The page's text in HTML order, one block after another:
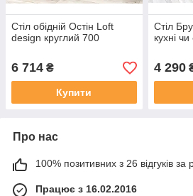
Cтіл обідній Остін Loft
design круглий 700
6 714 ₴
Купити
Cтіл
кухні
4 290
Про нас
100% позитивних з 26 відгуків за
Працює з 16.02.2016